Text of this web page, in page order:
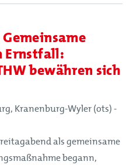
Ernstfall:
bewähren sich
Kranenburg-Wyler (ots) -
als gemeinsame
begann,